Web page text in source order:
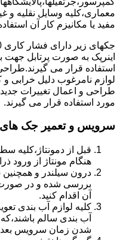
معماری،کلیه وسایل نقلیه و
مفید یا مکانیزم کار آن
اینرپک به صورت پرتابل
استفاده قرار می
لوازم نامرغوب دلیل خرابی
طراحی و اعمال تغییرات
مورد استفاده قرار می گیرند.
سرویس و تعمیر جک های
قبل از دمونتاژ،کلیه
هنگام مونتاژ از ورود
درون سیلندر و
بررسی شده و در
آن اقدام کنید.
کلیه لوازم آب بندی
آب بندی سالم باشند،که
شدن زمان سرویس